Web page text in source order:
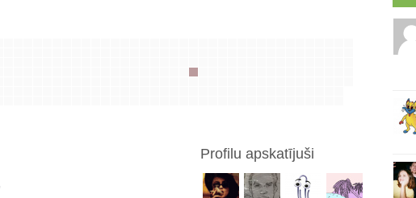
Profilu apskatījuši